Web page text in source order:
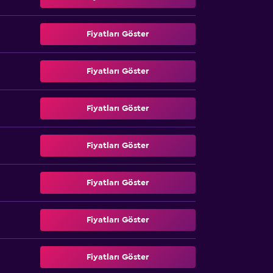
Fiyatları Göster
Fiyatları Göster
Fiyatları Göster
Fiyatları Göster
Fiyatları Göster
Fiyatları Göster
Fiyatları Göster